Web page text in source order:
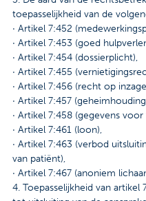
toepasselijkheid van de
· Artikel 7:452
· Artikel 7:453 (goed
· Artikel 7:454 (dossierplicht),
· Artikel 7:455
· Artikel 7:456 (recht op
· Artikel 7:457
· Artikel 7:458 (gegevens
· Artikel 7:461 (loon),
· Artikel 7:463 (verbod
van patiënt),
· Artikel 7:467 (anoniem
4. Toepasselijkheid van